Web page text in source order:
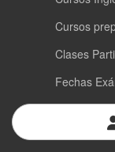
Cursos
Clases
Fechas